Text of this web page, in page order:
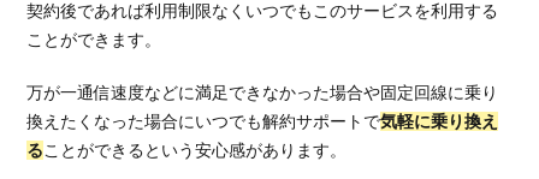
契約後であれば利用制限なくいつでもこのサービスを利用する
ことができます。
万が一通信速度などに満足できなかった場合や固定回線に乗り
換えたくなった場合にいつでも解約サポートで気軽に乗り換え
ることができるという安心感があります。